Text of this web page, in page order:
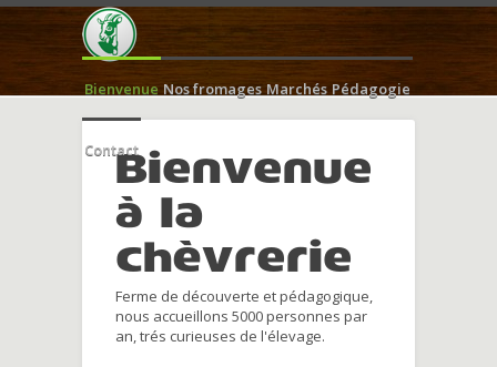
Bienvenue Nos fromages Marchés Pédagogie
ContactBienvenue
à la
chèvrerie
Ferme de découverte et pédagogique,
nous accueillons 5000 personnes par
an, trés curieuses de l'élevage.